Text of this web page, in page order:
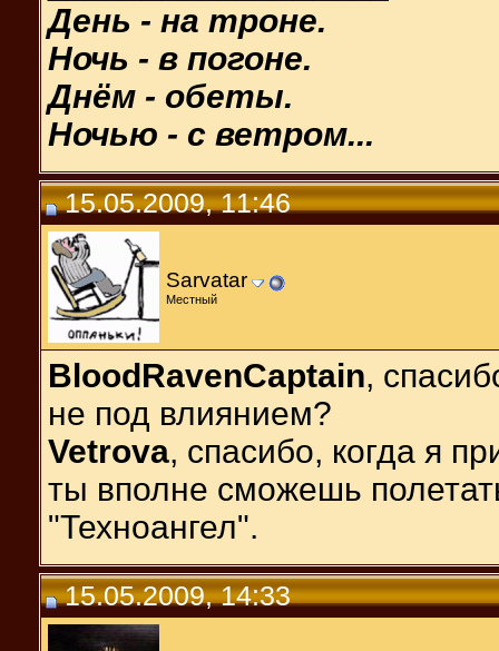
День - на троне.
Ночь - в погоне.
Днём - обеты.
Ночью - с ветром...
15.05.2009, 11:46
Sarvatar
Местный
BloodRavenCaptain,
не под влиянием?
Vetrova, спасибо, когда я
ты вполне сможешь
"Техноангел".
15.05.2009, 14:33